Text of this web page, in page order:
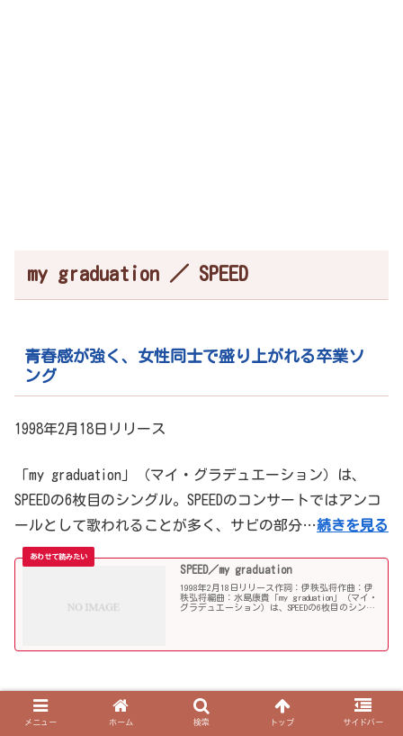
my graduation ／ SPEED
青春感が強く、女性同士で盛り上がれる卒業ソ
ング
1998年2月18日リリース
「my graduation」（マイ・グラデュエーション）は、
SPEEDの6枚目のシングル。SPEEDのコンサートではアンコ
ールとして歌われることが多く、サビの部分…続きを見る
SPEED／my graduation
1998年2月18日リリース作詞：伊秩弘将作曲：伊
秩弘将編曲：水島康貴「my graduation」（マイ・
グラデュエーション）は、SPEEDの6枚目のシング
メニュー ホーム 検索 トップ サイドバー